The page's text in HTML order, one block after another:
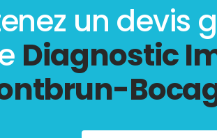
un devis
Diagnostic